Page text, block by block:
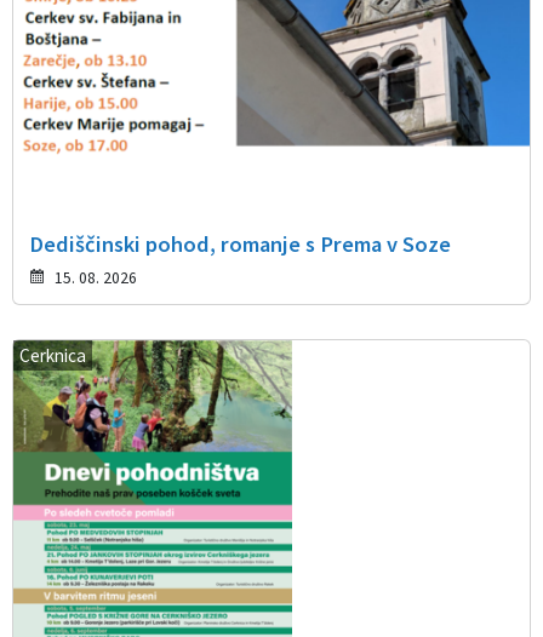
Dediščinski pohod, romanje s Prema v Soze
15. 08. 2026
Cerknica